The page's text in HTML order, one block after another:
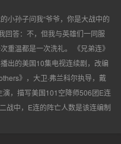
小孙子问我“爷爷，你是大战中的
回答：不，但我与英雄们一同服
重温都是一次洗礼。 《兄弟连》
出的美国10集电视连续剧，改编
》，大卫·弗兰科尔执导，戴
演，描写美国101空降师506团E连
战中，E连的阵亡人数是该连编制